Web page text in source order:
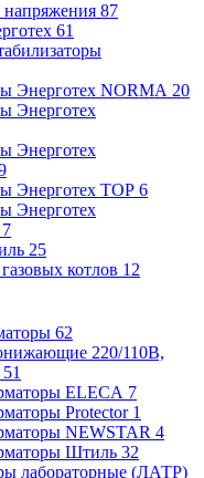
напряжения 87
61
Энерготех NORMA 20
Энерготех
Энерготех
Энерготех TOP 6
Энерготех
7
25
котлов 12
62
220/110В,
51
ELECA 7
Protector 1
NEWSTAR 4
Штиль 32
лабораторные (ЛАТР)